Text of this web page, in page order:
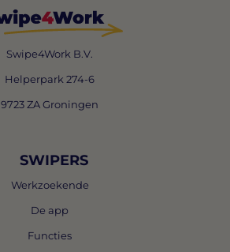
Swipe4Work B.V.
Helperpark 274-6
9723 ZA Groningen
SWIPERS
Werkzoekende
De app
Functies